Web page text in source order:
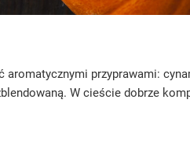
przyprawami:
W cieście dobrze